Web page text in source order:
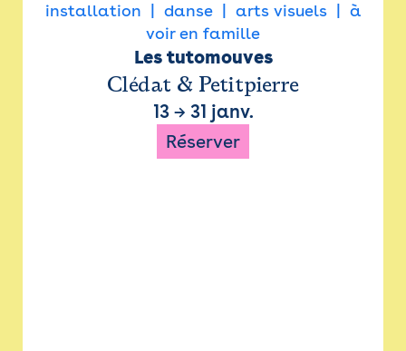
installation danse arts visuels
à
voir en famille
Les tutomouves
Clédat & Petitpierre
13→ 31 janv.
Réserver